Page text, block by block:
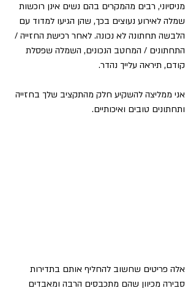
מניסיוני, רבים מהמקרים בהם נשים אינן רוכשות
שמלה לאירוע נעוצים בכך, שהן הגיעו למדוד עם
הלבשה תחתונה לא נכונה. לאחר רכישת החזייה /
התחתונים / המחטב הנכונים, השמלה שפסלת
קודם, תיראה עלייך נהדר.
אני ממליצה להשקיע חלק מהתקציב שלך בחזייה
ותחתונים טובים ואיכותיים.
אלה פריטים שחשוב להחליף אותם בתדירות
סבירה מכיוון שהם מתכבסים הרבה ומאבדים